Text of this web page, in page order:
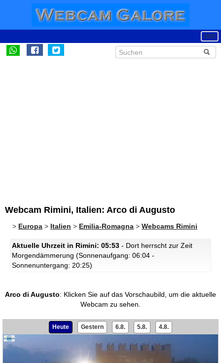
Webcam Rimini, Italien: Arco di Augusto
> Europa > Italien > Emilia-Romagna > Webcams Rimini
Aktuelle Uhrzeit in Rimini: 05:53 - Dort herrscht zur Zeit
Morgendämmerung (Sonnenaufgang: 06:04 -
Sonnenuntergang: 20:25)
Arco di Augusto: Klicken Sie auf das Vorschaubild, um die aktuelle
Webcam zu sehen.
Heute Gestern 6.8. 5.8. 4.8.